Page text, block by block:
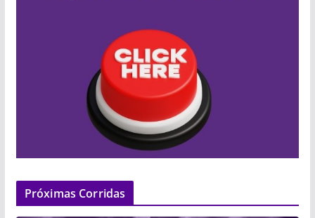
Próximas Corridas